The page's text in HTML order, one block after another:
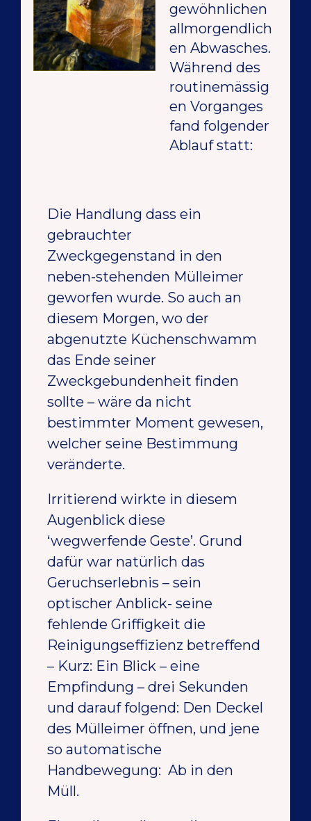
gewöhnlichen
allmorgendlich
en Abwasches.
Während des
routinemässig
en Vorganges
fand folgender
Ablauf statt:
Die Handlung dass ein
gebrauchter
Zweckgegenstand in den
neben-stehenden Mülleimer
geworfen wurde. So auch an
diesem Morgen, wo der
abgenutzte Küchenschwamm
das Ende seiner
Zweckgebundenheit finden
sollte – wäre da nicht
bestimmter Moment gewesen,
welcher seine Bestimmung
veränderte.
Irritierend wirkte in diesem
Augenblick diese
‘wegwerfende Geste’. Grund
dafür war natürlich das
Geruchserlebnis – sein
optischer Anblick- seine
fehlende Griffigkeit die
Reinigungseffizienz betreffend
– Kurz: Ein Blick – eine
Empfindung – drei Sekunden
und darauf folgend: Den Deckel
des Mülleimer öffnen, und jene
so automatische
Handbewegung: Ab in den
Müll.